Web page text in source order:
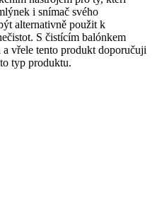
i snímač svého
alternativně použit k
S čistícím balónkem
vřele tento produkt doporučuji
typ produktu.